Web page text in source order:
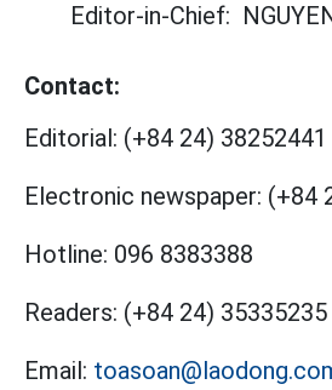
Editor-in-Chief:
Contact:
Editorial: (+84 24) 38252441
Electronic newspaper: (+84
Hotline: 096 8383388
Readers: (+84 24) 35335235
Email: